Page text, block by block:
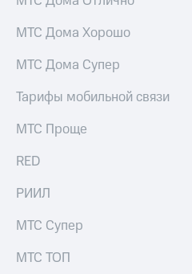
и не
только
и родителям
от МТС
Акции
Live
Гудок
Мой
приложения
онлайн
Страхование
Покупка
МТС Дома Хорошо
МТС Дома Супер
Тарифы мобильной связи
МТС Проще
RED
РИИЛ
МТС Супер
МТС ТОП